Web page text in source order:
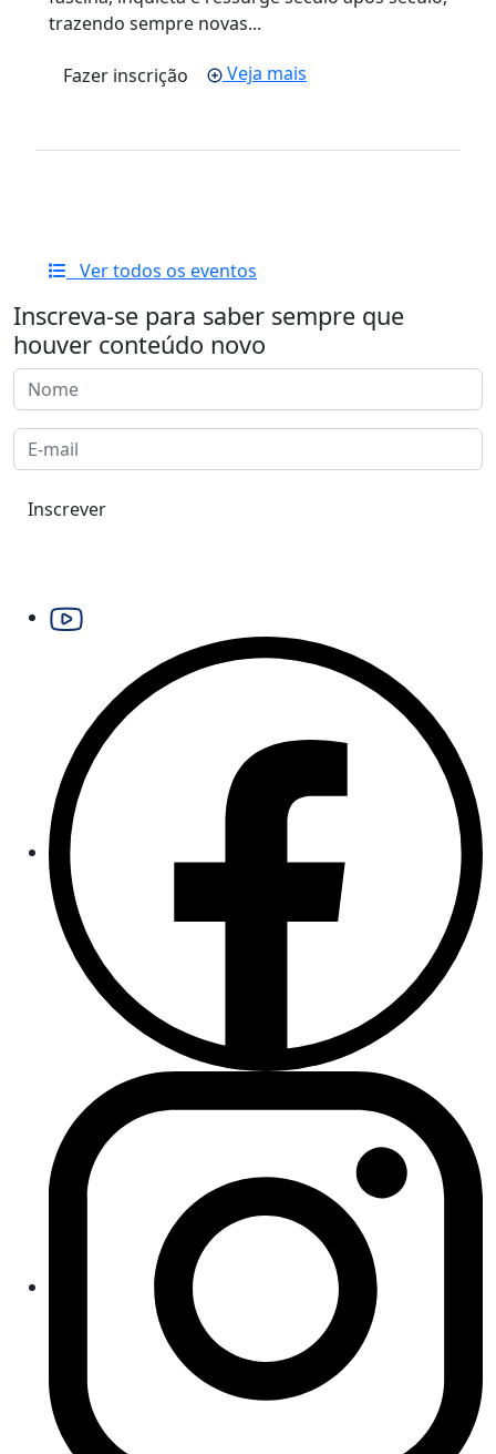
trazendo sempre novas...
Fazer inscrição Veja mais
Ver todos os eventos
Inscreva-se para saber sempre que
houver conteúdo novo
Inscrever